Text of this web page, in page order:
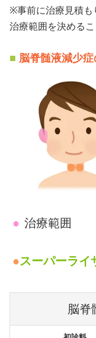
※事前に治療見積も
治療範囲を決めるこ
脳脊髄液減少
● 治療範囲
●スーパーライ
脳脊